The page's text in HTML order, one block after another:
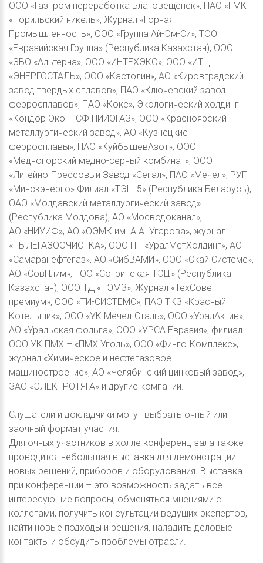
ООО «Газпром переработка Благовещенск», ПАО «ГМК
«Норильский никель», Журнал «Горная
Промышленность», ООО «Группа Ай-Эм-Си», ТОО
«Евразийская Группа» (Республика Казахстан), ООО
«ЗВО «Альтерна», ООО «ИНТЕХЭКО», ООО «ИТЦ
«ЭНЕРГОСТАЛЬ», ООО «Кастолин», АО «Кировградский
завод твердых сплавов», ПАО «Ключевский завод
ферросплавов», ПАО «Кокс», Экологический холдинг
«Кондор Эко – СФ НИИОГАЗ», ООО «Красноярский
металлургический завод», АО «Кузнецкие
ферросплавы», ПАО «КуйбышевАзот», ООО
«Медногорский медно-серный комбинат», ООО
«Литейно-Прессовый Завод «Сегал», ПАО «Мечел», РУП
«Минскэнерго» Филиал «ТЭЦ-5» (Республика Беларусь),
ОАО «Молдавский металлургический завод»
(Республика Молдова), АО «Мосводоканал»,
АО «НИУИФ», АО «ОЭМК им. А.А. Угарова», журнал
«ПЫЛЕГАЗООЧИСТКА», ООО ПП «УралМетХолдинг», АО
«Самаранефтегаз», АО «СибВАМИ», ООО «Скай Системс»,
АО «СовПлим», ТОО «Согринская ТЭЦ» (Республика
Казахстан), ООО ТД «НЭМЗ», Журнал «ТехСовет
премиум», ООО «ТИ-СИСТЕМС», ПАО ТКЗ «Красный
Котельщик», ООО «УК Мечел-Сталь», ООО «УралАктив»,
АО «Уральская фольга», ООО «УРСА Евразия», филиал
ООО УК ПМХ – «ПМХ Уголь», ООО «Финго-Комплекс»,
журнал «Химическое и нефтегазовое
машиностроение», АО «Челябинский цинковый завод»,
ЗАО «ЭЛЕКТРОТЯГА» и другие компании.
Слушатели и докладчики могут выбрать очный или
заочный формат участия.
Для очных участников в холле конференц-зала также
проводится небольшая выставка для демонстрации
новых решений, приборов и оборудования. Выставка
при конференции – это возможность задать все
интересующие вопросы, обменяться мнениями с
коллегами, получить консультации ведущих экспертов,
найти новые подходы и решения, наладить деловые
контакты и обсудить проблемы отрасли.